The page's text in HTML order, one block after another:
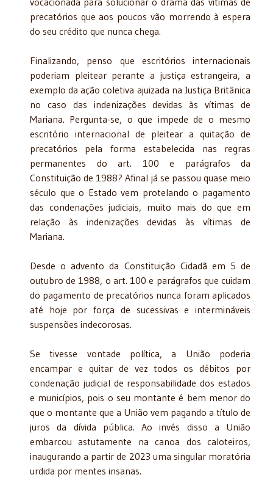
precatórios que aos poucos vão morrendo à espera
do seu crédito que nunca chega.
Finalizando, penso que escritórios internacionais
poderiam pleitear perante a justiça estrangeira, a
exemplo da ação coletiva ajuizada na Justiça Britânica
no caso das indenizações devidas às vítimas de
Mariana. Pergunta-se, o que impede de o mesmo
escritório internacional de pleitear a quitação de
precatórios pela forma estabelecida nas regras
permanentes do art. 100 e parágrafos da
Constituição de 1988? Afinal já se passou quase meio
século que o Estado vem protelando o pagamento
das condenações judiciais, muito mais do que em
relação às indenizações devidas às vítimas de
Mariana.
Desde o advento da Constituição Cidadã em 5 de
outubro de 1988, o art. 100 e parágrafos que cuidam
do pagamento de precatórios nunca foram aplicados
até hoje por força de sucessivas e intermináveis
suspensões indecorosas.
Se tivesse vontade política, a União poderia
encampar e quitar de vez todos os débitos por
condenação judicial de responsabilidade dos estados
e municípios, pois o seu montante é bem menor do
que o montante que a União vem pagando a título de
juros da dívida pública. Ao invés disso a União
embarcou astutamente na canoa dos caloteiros,
inaugurando a partir de 2023 uma singular moratória
urdida por mentes insanas.